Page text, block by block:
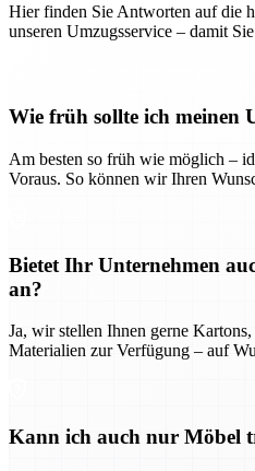
Hier finden Sie Antworten auf die
unseren Umzugsservice – damit
Wie früh sollte ich meinen
Am besten so früh wie möglich –
Voraus. So können wir Ihren
Bietet Ihr Unternehmen
an?
Ja, wir stellen Ihnen gerne
Materialien zur Verfügung – auf
Kann ich auch nur Möbel